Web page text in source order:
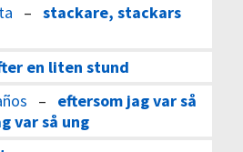
– stackare, stackars
en liten stund
– eftersom jag var så
var så ung